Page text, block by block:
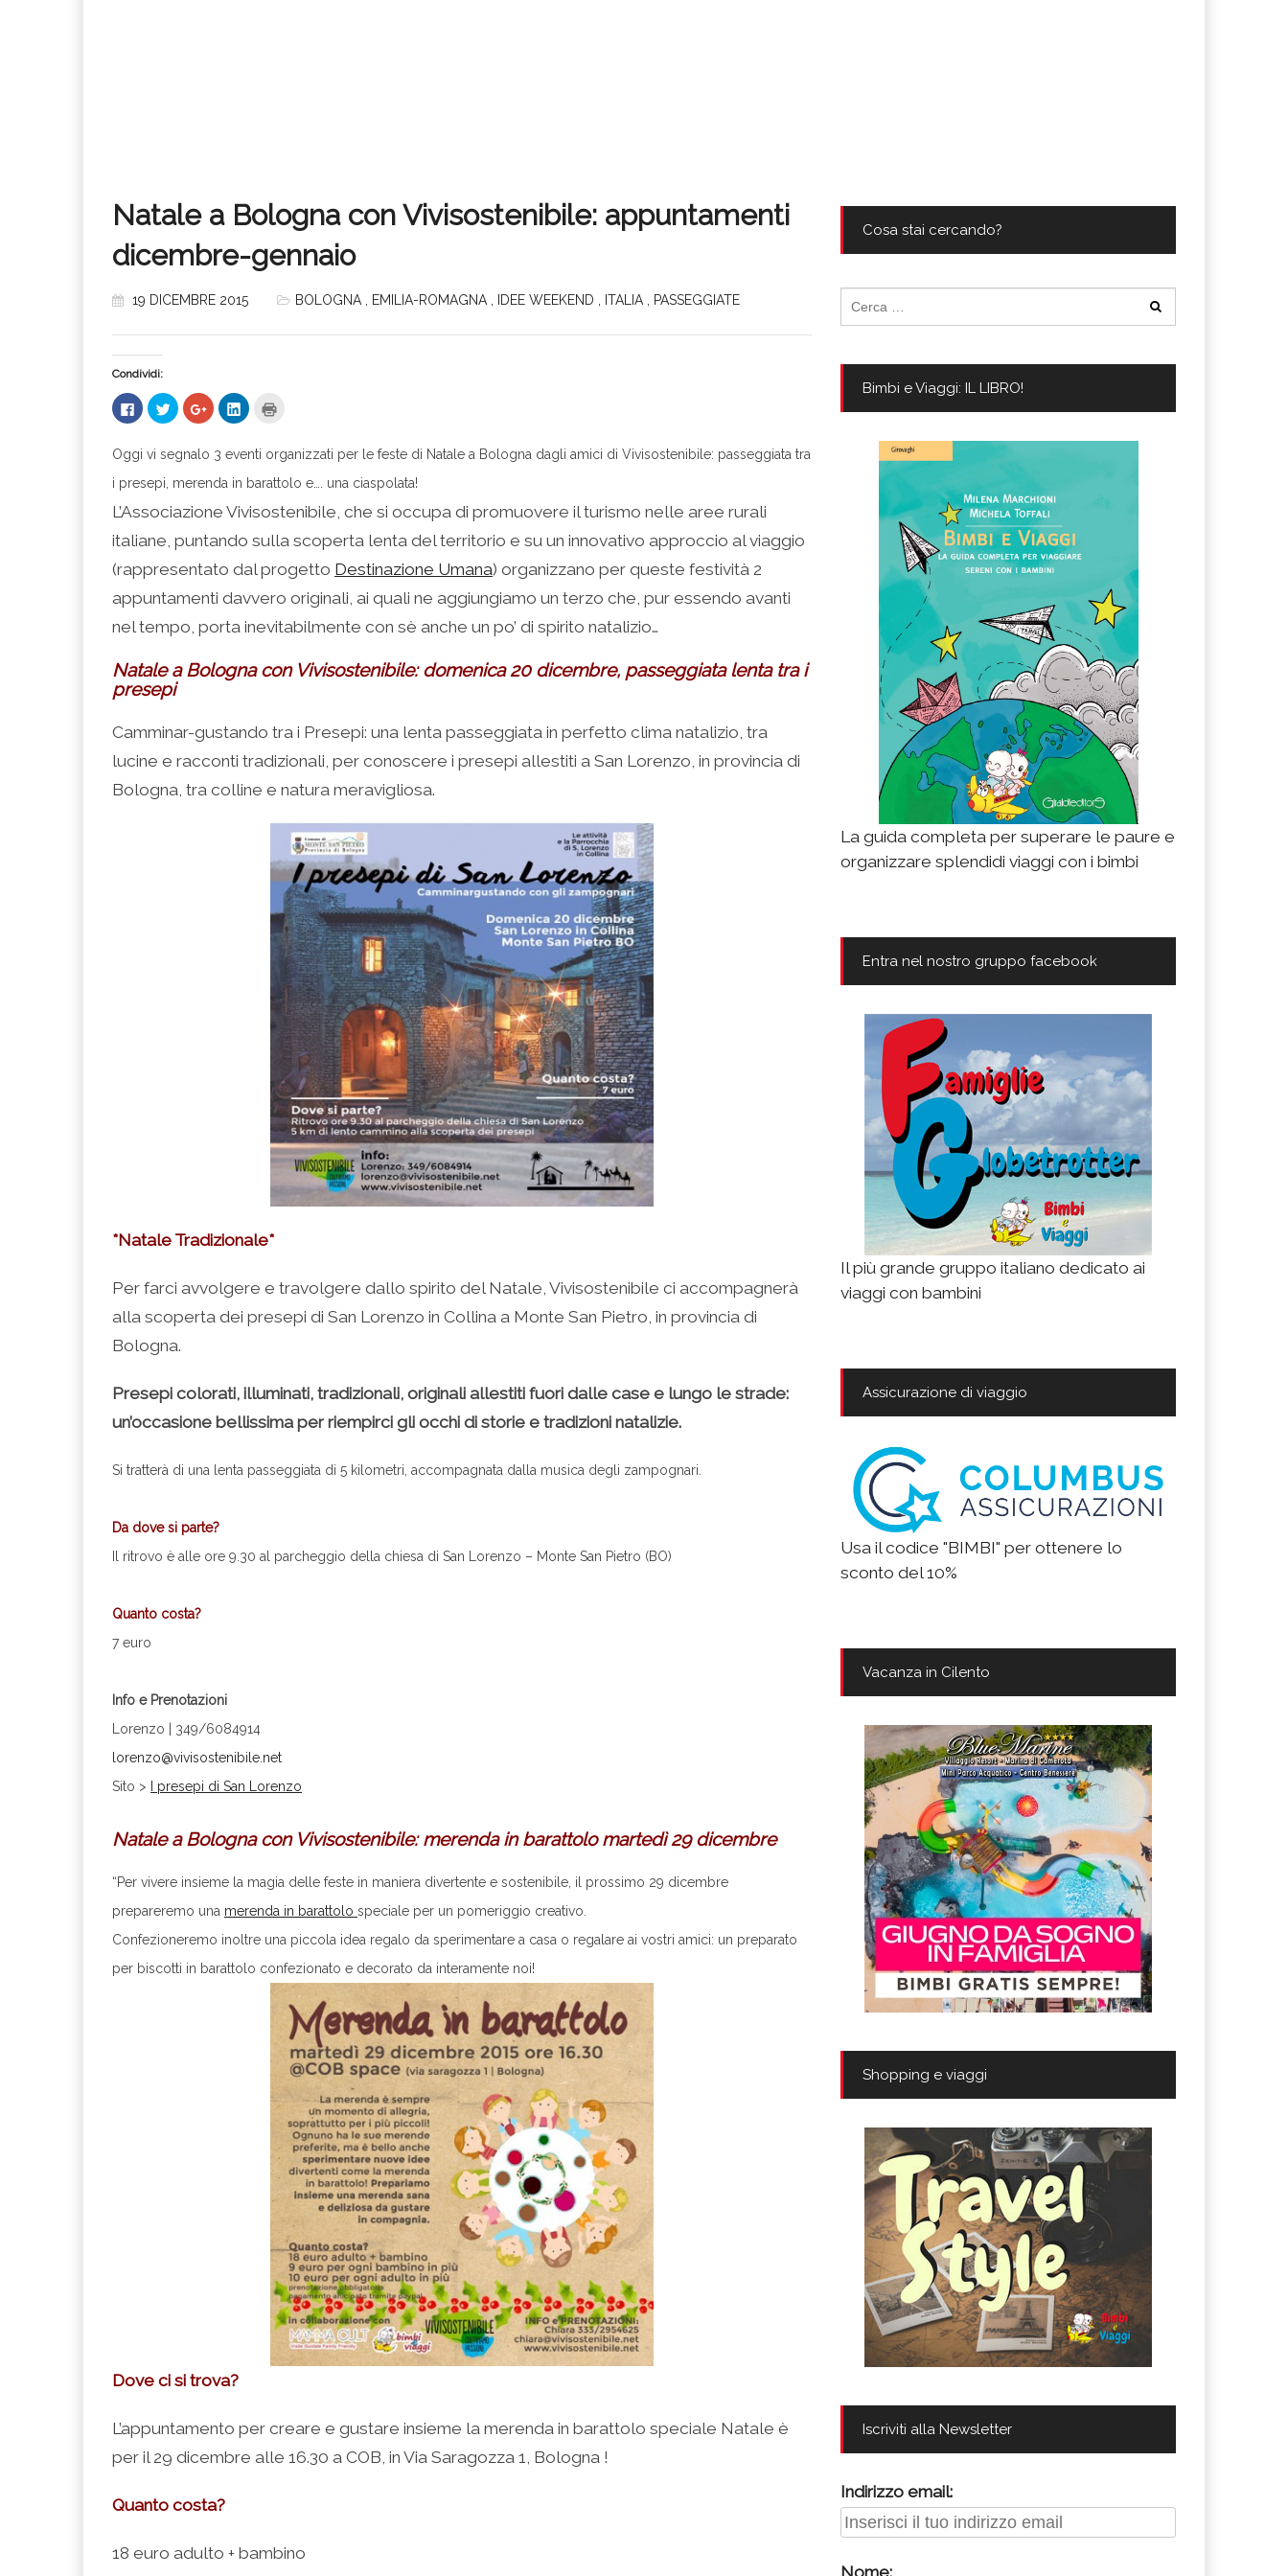
Natale a Bologna con Vivisostenibile: appuntamenti
dicembre-gennaio
19 DICEMBRE 2015 BOLOGNA EMILIA-ROMAGNA IDEE WEEKEND ITALIA PASSEGGIATE
Condividi:
Fai
clic
su
Facebook
apre
una
nuova
finestra)
Fai
clic
condividere
su
(Si
in
una
finestra)
Fai
clic
condividere
su
Google+
(Si
in
una
nuova
finestra)
Fai
clic
condividere
su
LinkedIn
(Si
in
una
nuova
finestra)
stampare
(Si
apre
in
nuova
finestra)
Oggi vi segnalo 3 eventi organizzati per le feste di Natale a Bologna dagli amici di Vivisostenibile: passeggiata tra
i presepi, merenda in barattolo e…. una ciaspolata!
L’Associazione Vivisostenibile, che si occupa di promuovere il turismo nelle aree rurali
italiane, puntando sulla scoperta lenta del territorio e su un innovativo approccio al viaggio
(rappresentato dal progetto Destinazione Umana) organizzano per queste festività 2
appuntamenti davvero originali, ai quali ne aggiungiamo un terzo che, pur essendo avanti
nel tempo, porta inevitabilmente con sè anche un po’ di spirito natalizio…
Natale a Bologna con Vivisostenibile: domenica 20 dicembre, passeggiata lenta tra i
presepi
Camminar-gustando tra i Presepi: una lenta passeggiata in perfetto clima natalizio, tra
lucine e racconti tradizionali, per conoscere i presepi allestiti a San Lorenzo, in provincia di
Bologna, tra colline e natura meravigliosa.
*Natale Tradizionale*
Per farci avvolgere e travolgere dallo spirito del Natale, Vivisostenibile ci accompagnerà
alla scoperta dei presepi di San Lorenzo in Collina a Monte San Pietro, in provincia di
Bologna.
Presepi colorati, illuminati, tradizionali, originali allestiti fuori dalle case e lungo le strade:
un’occasione bellissima per riempirci gli occhi di storie e tradizioni natalizie.
Si tratterà di una lenta passeggiata di 5 kilometri, accompagnata dalla musica degli zampognari.
Da dove si parte?
Il ritrovo è alle ore 9.30 al parcheggio della chiesa di San Lorenzo – Monte San Pietro (BO)
Quanto costa?
7 euro
Info e Prenotazioni
Lorenzo | 349/6084914
lorenzo@vivisostenibile.net
Sito >
I presepi di San Lorenzo
Natale a Bologna con Vivisostenibile: merenda in barattolo martedì 29 dicembre
“Per vivere insieme la magia delle feste in maniera divertente e sostenibile, il prossimo 29 dicembre
prepareremo una merenda in barattolo speciale per un pomeriggio creativo.
Confezioneremo inoltre una piccola idea regalo da sperimentare a casa o regalare ai vostri amici: un preparato
per biscotti in barattolo confezionato e decorato da interamente noi!
Dove ci si trova?
L’appuntamento per creare e gustare insieme la merenda in barattolo speciale Natale è
per il 29 dicembre alle 16.30 a COB, in Via Saragozza 1, Bologna !
Quanto costa?
18 euro adulto + bambino
Cosa stai cercando?
per:
Bimbi e Viaggi: IL LIBRO!
La guida completa per superare le paure e
organizzare splendidi viaggi con i bimbi
Entra nel nostro gruppo facebook
Il più grande gruppo italiano dedicato ai
viaggi con bambini
Assicurazione di viaggio
Usa il codice "BIMBI" per ottenere lo
sconto del 10%
Vacanza in Cilento
Shopping e viaggi
Iscriviti alla Newsletter
Indirizzo email: